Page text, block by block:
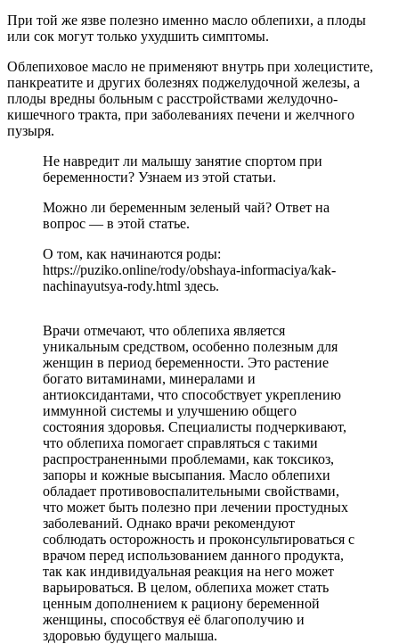
При той же язве полезно именно масло облепихи, а плоды
или сок могут только ухудшить симптомы.
Облепиховое масло не применяют внутрь при холецистите,
панкреатите и других болезнях поджелудочной железы, а
плоды вредны больным с расстройствами желудочно-
кишечного тракта, при заболеваниях печени и желчного
пузыря.
Не навредит ли малышу занятие спортом при
беременности? Узнаем из этой статьи.
Можно ли беременным зеленый чай? Ответ на
вопрос — в этой статье.
О том, как начинаются роды:
https://puziko.online/rody/obshaya-informaciya/kak-
nachinayutsya-rody.html здесь.
Врачи отмечают, что облепиха является
уникальным средством, особенно полезным для
женщин в период беременности. Это растение
богато витаминами, минералами и
антиоксидантами, что способствует укреплению
иммунной системы и улучшению общего
состояния здоровья. Специалисты подчеркивают,
что облепиха помогает справляться с такими
распространенными проблемами, как токсикоз,
запоры и кожные высыпания. Масло облепихи
обладает противовоспалительными свойствами,
что может быть полезно при лечении простудных
заболеваний. Однако врачи рекомендуют
соблюдать осторожность и проконсультироваться с
врачом перед использованием данного продукта,
так как индивидуальная реакция на него может
варьироваться. В целом, облепиха может стать
ценным дополнением к рациону беременной
женщины, способствуя её благополучию и
здоровью будущего малыша.